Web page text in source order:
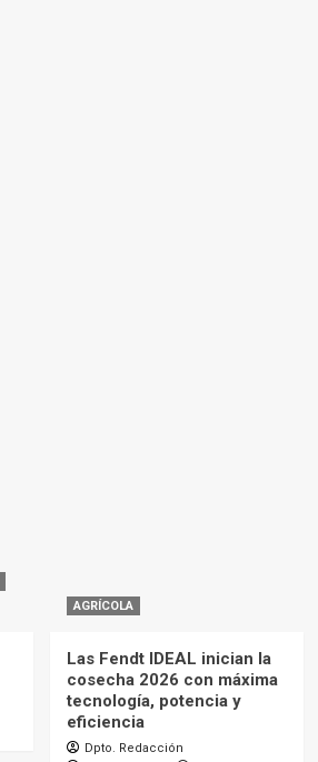
AGRÍCOLA
Las Fendt IDEAL inician la
cosecha 2026 con máxima
tecnología, potencia y
eficiencia
Dpto. Redacción